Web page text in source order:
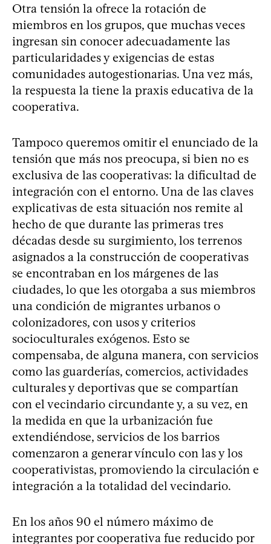
Otra tensión la ofrece la rotación de
miembros en los grupos, que muchas veces
ingresan sin conocer adecuadamente las
particularidades y exigencias de estas
comunidades autogestionarias. Una vez más,
la respuesta la tiene la praxis educativa de la
cooperativa.
Tampoco queremos omitir el enunciado de la
tensión que más nos preocupa, si bien no es
exclusiva de las cooperativas: la dificultad de
integración con el entorno. Una de las claves
explicativas de esta situación nos remite al
hecho de que durante las primeras tres
décadas desde su surgimiento, los terrenos
asignados a la construcción de cooperativas
se encontraban en los márgenes de las
ciudades, lo que les otorgaba a sus miembros
una condición de migrantes urbanos o
colonizadores, con usos y criterios
socioculturales exógenos. Esto se
compensaba, de alguna manera, con servicios
como las guarderías, comercios, actividades
culturales y deportivas que se compartían
con el vecindario circundante y, a su vez, en
la medida en que la urbanización fue
extendiéndose, servicios de los barrios
comenzaron a generar vínculo con las y los
cooperativistas, promoviendo la circulación e
integración a la totalidad del vecindario.
En los años 90 el número máximo de
integrantes por cooperativa fue reducido por